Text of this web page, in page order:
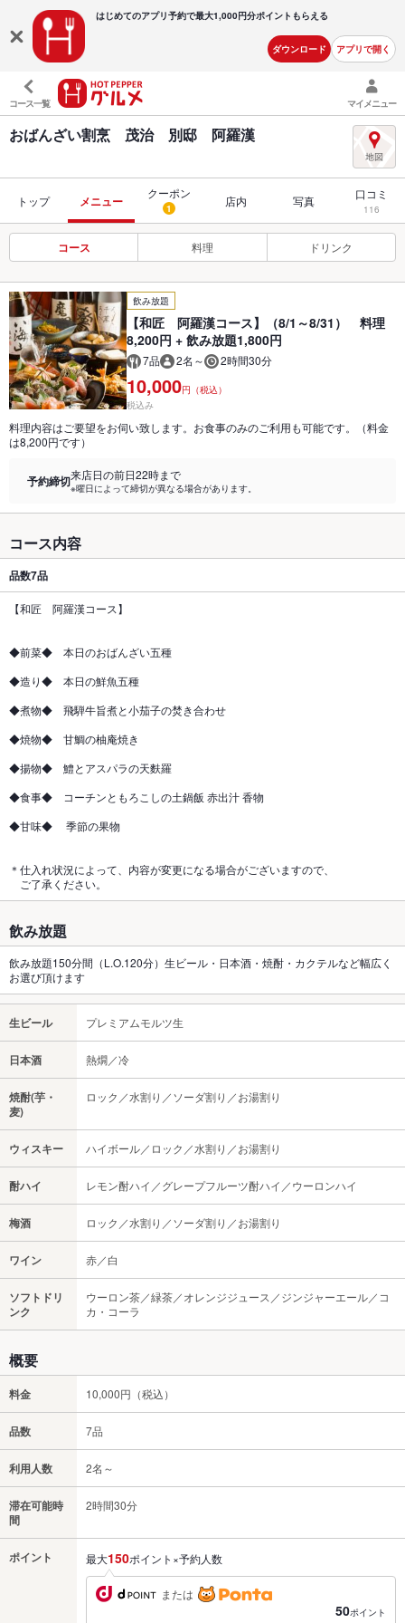
はじめてのアプリ予約で最大1,000円分ポイントもらえる
ダウンロード アプリで開く
コース一覧 マイメニュー
おばんざい割烹 茂治 別邸 阿羅漢
トップ メニュー
クーポン
1 店内 写真 口コミ
116
コース 料理 ドリンク
飲み放題
【和匠 阿羅漢コース】（8/1～8/31） 料理
8,200円 + 飲み放題1,800円
7品 2名～ 2時間30分
10,000円（税込）
税込み
料理内容はご要望をお伺い致します。お食事のみのご利用も可能です。（料金
は8,200円です）
予約締切来店日の前日22時まで
※曜日によって締切が異なる場合があります。
コース内容
品数7品
【和匠 阿羅漢コース】
◆前菜◆ 本日のおばんざい五種
◆造り◆ 本日の鮮魚五種
◆煮物◆ 飛騨牛旨煮と小茄子の焚き合わせ
◆焼物◆ 甘鯛の柚庵焼き
◆揚物◆ 鱧とアスパラの天麩羅
◆食事◆ コーチンともろこしの土鍋飯 赤出汁 香物
◆甘味◆ 季節の果物
＊仕入れ状況によって、内容が変更になる場合がございますので、
ご了承ください。
飲み放題
飲み放題150分間（L.O.120分）生ビール・日本酒・焼酎・カクテルなど幅広く
お選び頂けます
生ビール プレミアムモルツ生
日本酒 熱燗／冷
焼酎(芋・
麦)
ロック／水割り／ソーダ割り／お湯割り
ウィスキー ハイボール／ロック／水割り／お湯割り
酎ハイ レモン酎ハイ／グレープフルーツ酎ハイ／ウーロンハイ
梅酒 ロック／水割り／ソーダ割り／お湯割り
ワイン 赤／白
ソフトドリ
ンク
ウーロン茶／緑茶／オレンジジュース／ジンジャーエール／コ
カ・コーラ
概要
料金 10,000円（税込）
品数 7品
利用人数 2名～
滞在可能時
間
2時間30分
ポイント 最大150ポイント×予約人数
または
50ポイント